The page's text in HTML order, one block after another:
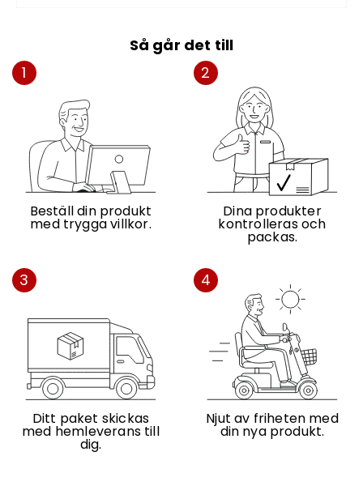
Så går det till
1
Beställ din produkt
med trygga villkor.
2
Dina produkter
kontrolleras och
packas.
3
Ditt paket skickas
med hemleverans till
dig.
4
Njut av friheten med
din nya produkt.